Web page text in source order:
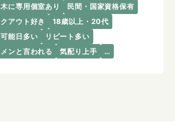
に専用個室あり
民間・国家資格保有
アウト好き
18歳以上・20代
能日多い
リピート多い
ンと言われる
気配り上手 …